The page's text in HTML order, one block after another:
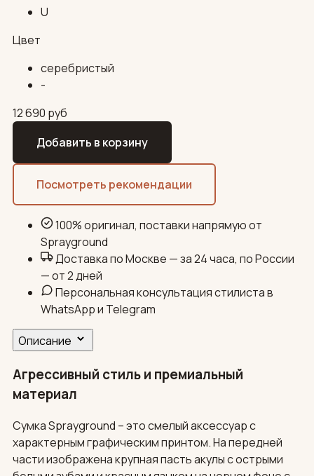
U
Цвет
серебристый
-
12 690 руб
Добавить в корзину
Посмотреть рекомендации
100% оригинал, поставки напрямую от
Sprayground
Доставка по Москве — за 24 часа, по России
— от 2 дней
Персональная консультация стилиста в
WhatsApp и Telegram
Описание
Агрессивный стиль и премиальный
материал
Сумка Sprayground – это смелый аксессуар с
характерным графическим принтом. На передней
части изображена крупная пасть акулы с острыми